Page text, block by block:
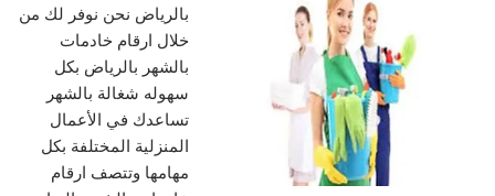
بالرياض نحن نوفر لك من
خلال ارقام خادمات
بالشهر بالرياض بكل
سهوله شغالة بالشهر
تساعدك في الأعمال
المنزلية المختلفة بكل
مهامها وتتصف ارقام